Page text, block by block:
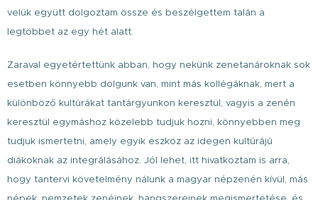
velük együtt dolgoztam össze és beszélgettem talán a
legtöbbet az egy hét alatt.
Zaraval egyetértettünk abban, hogy nekünk zenetanároknak sok
esetben könnyebb dolgunk van, mint más kollégáknak, mert a
különböző kultúrákat tantárgyunkon keresztül, vagyis a zenén
keresztül egymáshoz közelebb tudjuk hozni, könnyebben meg
tudjuk ismertetni, amely egyik eszköz az idegen kultúrájú
diákoknak az integrálásához. Jól lehet, itt hivatkoztam is arra,
hogy tantervi követelmény nálunk a magyar népzenén kívül, más